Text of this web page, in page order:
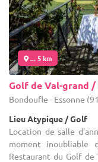
... 5 km
Golf de Val-grand
Bondoufle - Essonne
Lieu Atypique / Golf
Location de salle
moment inoubliable
Restaurant du Golf de